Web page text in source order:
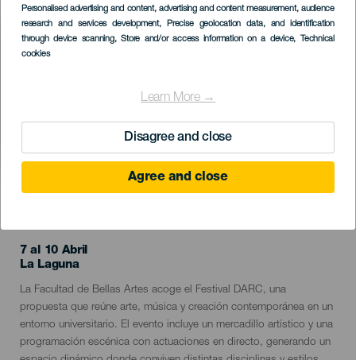
Personalised advertising and content, advertising and content measurement, audience
research and services development, Precise geolocation data, and identification
through device scanning, Store and/or access information on a device, Technical
cookies
Learn More →
Disagree and close
Agree and close
Imagen
Listado
7 al 10 Abril
Localidad
La Laguna
Descripción
del
evento
La Facultad de Bellas Artes acoge el Festival DARC, una
propuesta que reúne arte, música y creación contemporánea en un
entorno universitario. El evento incluye un mercadillo artístico y una
programación escénica con actuaciones en directo, generando un